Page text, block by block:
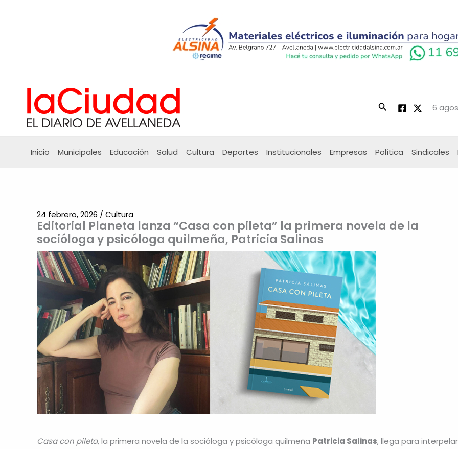
Buscar 6
Inicio Municipales Educación Salud Cultura Deportes Institucionales Empresas Política Sindicales
Editorial Planeta lanza “Casa con pileta” la primera novela de la
socióloga y psicóloga quilmeña, Patricia Salinas
24 febrero, 2026 / Cultura
Casa con pileta, la primera novela de la socióloga y psicóloga quilmeña Patricia Salinas, llega para interpelar